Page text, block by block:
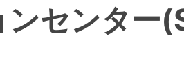
センター